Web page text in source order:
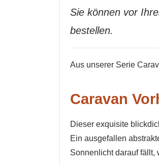
Sie können vor
bestellen.
Aus unserer Serie
Caravan
Dieser exquisite
Ein ausgefallen
Sonnenlicht darauf fällt,